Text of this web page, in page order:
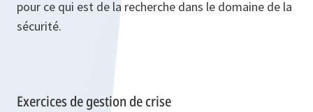
pour ce qui est de la recherche dans le domaine de la
sécurité.
Exercices de gestion de crise